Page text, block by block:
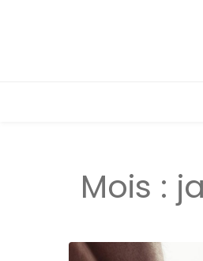
Mois :